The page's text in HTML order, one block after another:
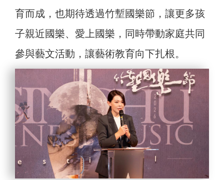
育而成，也期待透過竹塹國樂節，讓更多孩
子親近國樂、愛上國樂，同時帶動家庭共同
參與藝文活動，讓藝術教育向下扎根。